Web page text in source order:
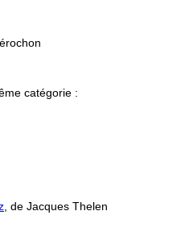
catégorie :
, de Jacques Thelen